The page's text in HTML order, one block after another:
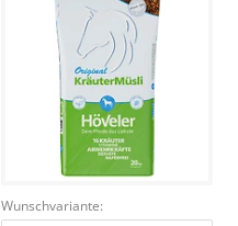
Wunschvariante: